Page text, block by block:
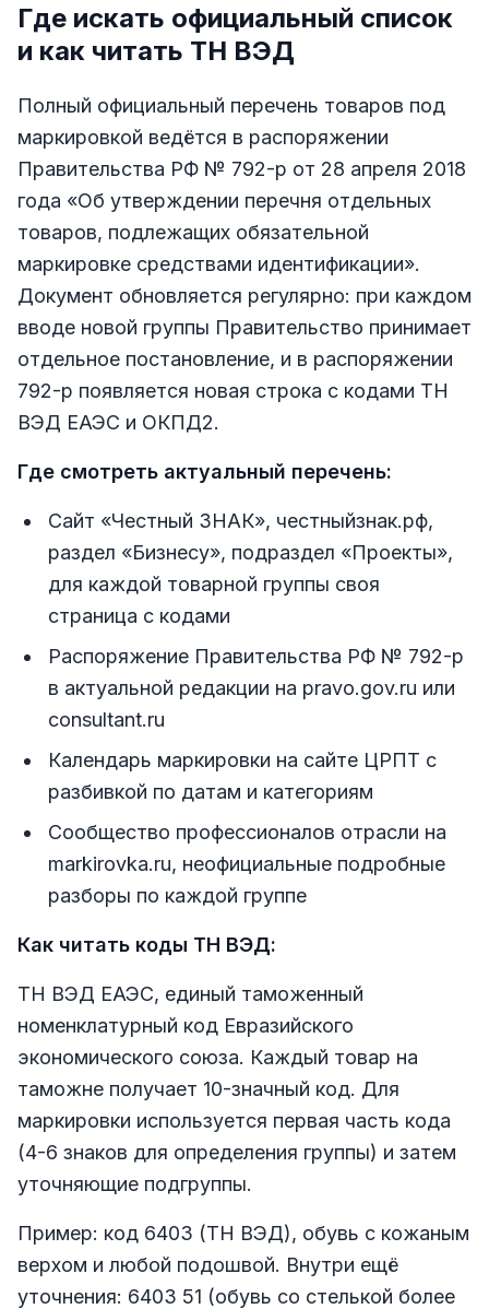
Где искать официальный список
и как читать ТН ВЭД
Полный официальный перечень товаров под
маркировкой ведётся в распоряжении
Правительства РФ № 792-р от 28 апреля 2018
года «Об утверждении перечня отдельных
товаров, подлежащих обязательной
маркировке средствами идентификации».
Документ обновляется регулярно: при каждом
вводе новой группы Правительство принимает
отдельное постановление, и в распоряжении
792-р появляется новая строка с кодами ТН
ВЭД ЕАЭС и ОКПД2.
Где смотреть актуальный перечень:
Сайт «Честный ЗНАК», честныйзнак.рф,
раздел «Бизнесу», подраздел «Проекты»,
для каждой товарной группы своя
страница с кодами
Распоряжение Правительства РФ № 792-р
в актуальной редакции на pravo.gov.ru или
consultant.ru
Календарь маркировки на сайте ЦРПТ с
разбивкой по датам и категориям
Сообщество профессионалов отрасли на
markirovka.ru, неофициальные подробные
разборы по каждой группе
Как читать коды ТН ВЭД:
ТН ВЭД ЕАЭС, единый таможенный
номенклатурный код Евразийского
экономического союза. Каждый товар на
таможне получает 10-значный код. Для
маркировки используется первая часть кода
(4-6 знаков для определения группы) и затем
уточняющие подгруппы.
Пример: код 6403 (ТН ВЭД), обувь с кожаным
верхом и любой подошвой. Внутри ещё
уточнения: 6403 51 (обувь со стелькой более